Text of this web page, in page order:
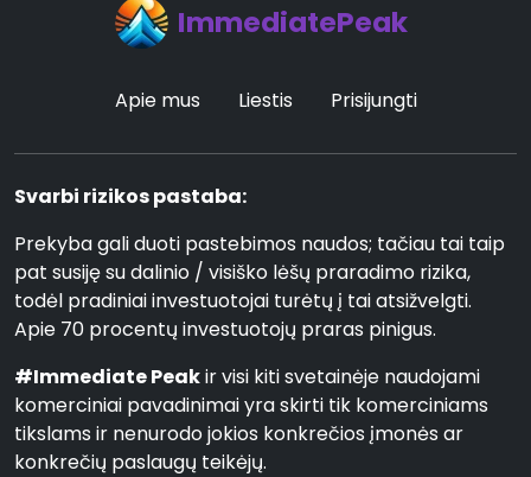
ImmediatePeak
Apie mus Liestis Prisijungti
Svarbi rizikos pastaba:
Prekyba gali duoti pastebimos naudos; tačiau tai taip
pat susiję su dalinio / visiško lėšų praradimo rizika,
todėl pradiniai investuotojai turėtų į tai atsižvelgti.
Apie 70 procentų investuotojų praras pinigus.
#Immediate Peakir visi kiti svetainėje naudojami
komerciniai pavadinimai yra skirti tik komerciniams
tikslams ir nenurodo jokios konkrečios įmonės ar
konkrečių paslaugų teikėjų.